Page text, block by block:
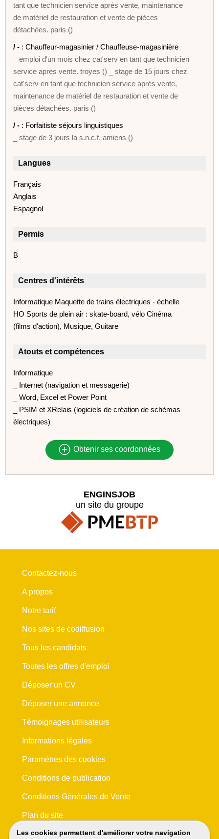
tant que technicien service après vente, maintenance
de matériel de restauration et vente de pièces
détachées. paris ()
/ - : Chauffeur-magasinier / Chauffeuse-magasinière
_ emploi d'un mois chez cat'serv en tant que technicien
service après vente. troyes () _ stage de 15 jours chez
cat'serv en tant que technicien service après vente,
maintenance de matériel de restauration et vente de
pièces détachées. paris ()
/ - : Forfaitiste séjours linguistiques
_ stage de 3 jours la s.n.c.f. amiens ()
Langues
Français
Anglais
Espagnol
Permis
B
Centres d'intérêts
Informatique Maquette de trains électriques - échelle
HO Sports de plein air : skate-board, vélo Cinéma
(films d'action), Musique, Guitare
Atouts et compétences
Informatique
_ Internet (navigation et messagerie)
_ Word, Excel et Power Point
_ PSIM et XRelais (logiciels de création de schémas
électriques)
Obtenir ses coordonnées
Les cookies permettent d'améliorer votre navigation
ENGINSJOB
un site du groupe
Contactez-nous
A propos
Notre tarif
Nos sites de codiffusion
Tous les candidats
Toutes les offres d'emploi
Déposer un CV
Déposer une annonce
Témoignages utilisateurs
Informations légales
Paramètres des cookies
Conditions de publication
Conditions Générales de Vente
Plan du site